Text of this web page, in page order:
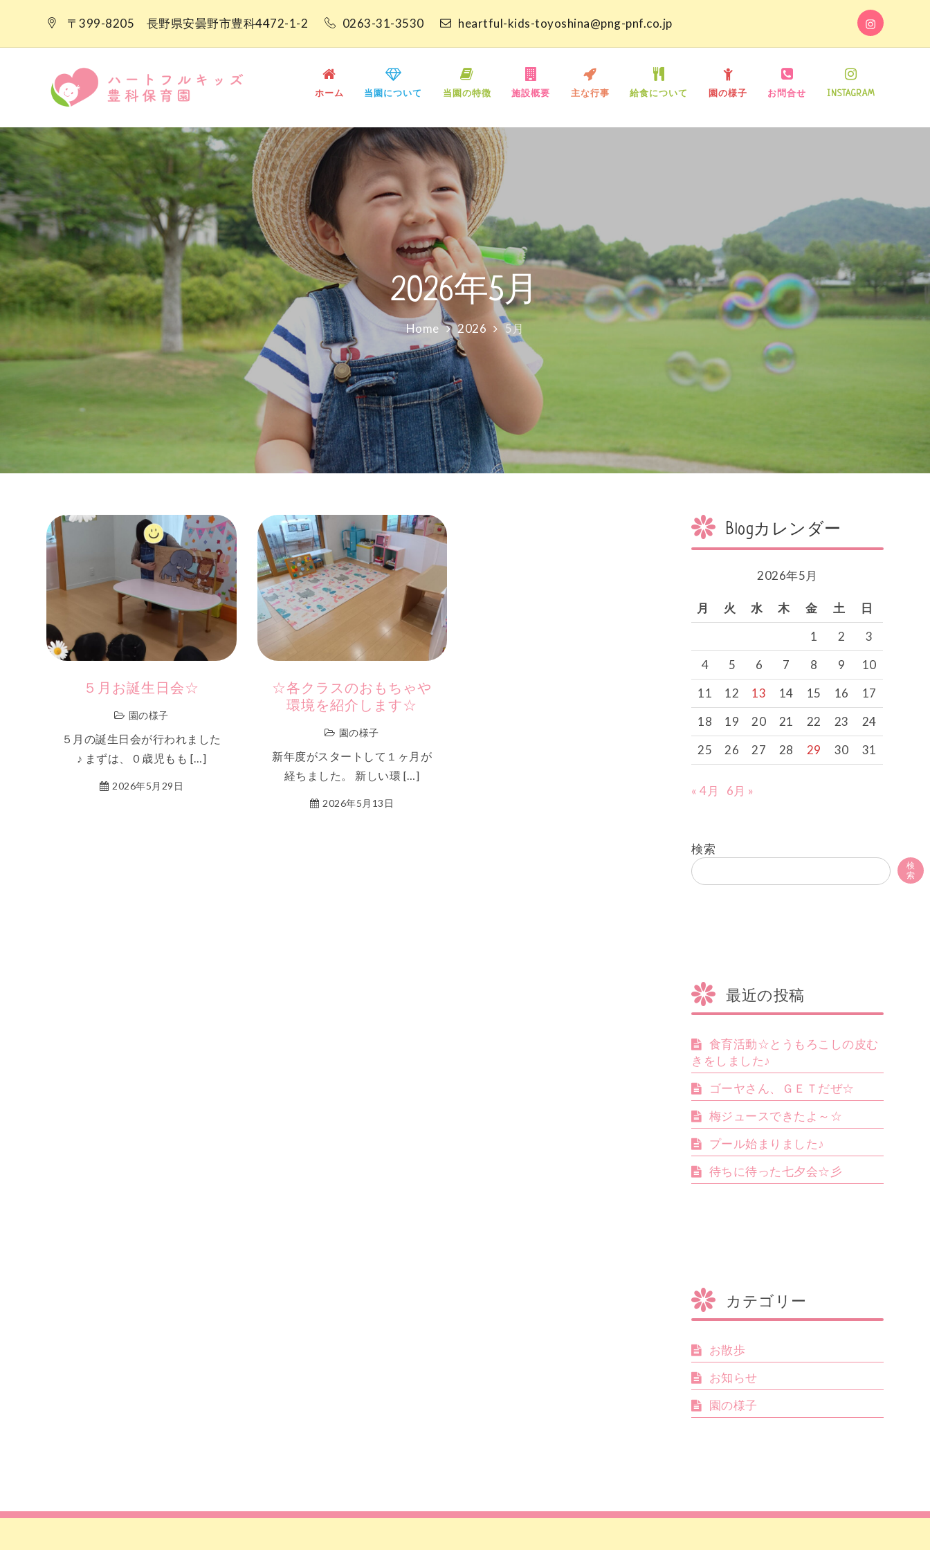
〒399-8205 長野県安曇野市豊科4472-1-2 0263-31-3530 heartful-kids-toyoshina@png-pnf.co.jp
ハートフルキッズ豊科保育園
ホーム 当園について 当園の特徴 施設概要 主な行事 給食について 園の様子 お問合せ INSTAGRAM
2026年5月
Home 2026 5月
５月お誕生日会☆
園の様子
５月の誕生日会が行われました
♪ まずは、０歳児もも […]
2026年5月29日
☆各クラスのおもちゃや
環境を紹介します☆
園の様子
新年度がスタートして１ヶ月が
経ちました。 新しい環 […]
2026年5月13日
Blogカレンダー
2026年5月
月 火 水 木 金 土
日
1
2
3
4
5 6 7 8 9
10
11
12 13 14 15 16
17
18
19 20 21 22 23
24
25
26 27 28 29 30 31
« 4月 6月 »
検索
検
索
最近の投稿
食育活動☆とうもろこしの皮む
きをしました♪
ゴーヤさん、ＧＥＴだぜ☆
梅ジュースできたよ～☆
プール始まりました♪
待ちに待った七夕会☆彡
カテゴリー
お散歩
お知らせ
園の様子